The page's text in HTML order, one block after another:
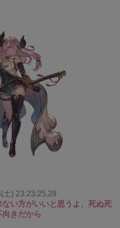
土) 23:23:25.28
い方がいいと思うよ、死ぬ死
きだから